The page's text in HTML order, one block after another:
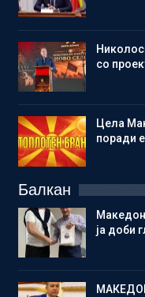
со
Цела
поради
Балкан
ја доби